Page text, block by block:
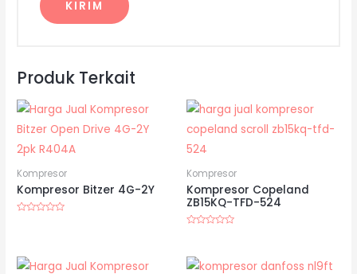
Produk Terkait
Kompresor
Kompresor Bitzer 4G-2Y
Kompresor
Kompresor Copeland
ZB15KQ-TFD-524
5